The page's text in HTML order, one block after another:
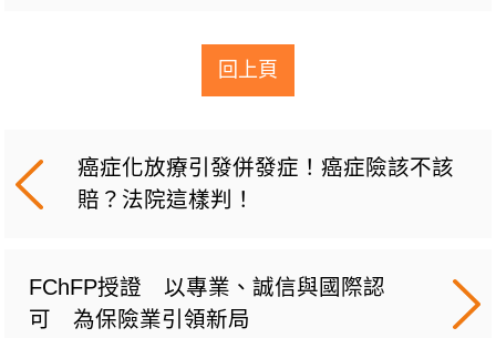
回上頁
癌症化放療引發併發症！癌症險該不該
賠？法院這樣判！
FChFP授證 以專業、誠信與國際認
可 為保險業引領新局